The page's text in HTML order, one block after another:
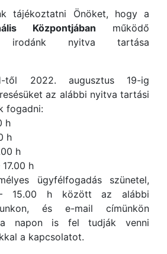
tájékoztatni Önöket, hogy a
Központjában működő
irodánk nyitva tartása
től 2022. augusztus 19-ig
az alábbi nyitva tartási
fogadni:
h
h
h
h
ügyfélfogadás szünetel,
15.00 h között az alábbi
és e-mail címünkön
a napon is fel tudják venni
a kapcsolatot.